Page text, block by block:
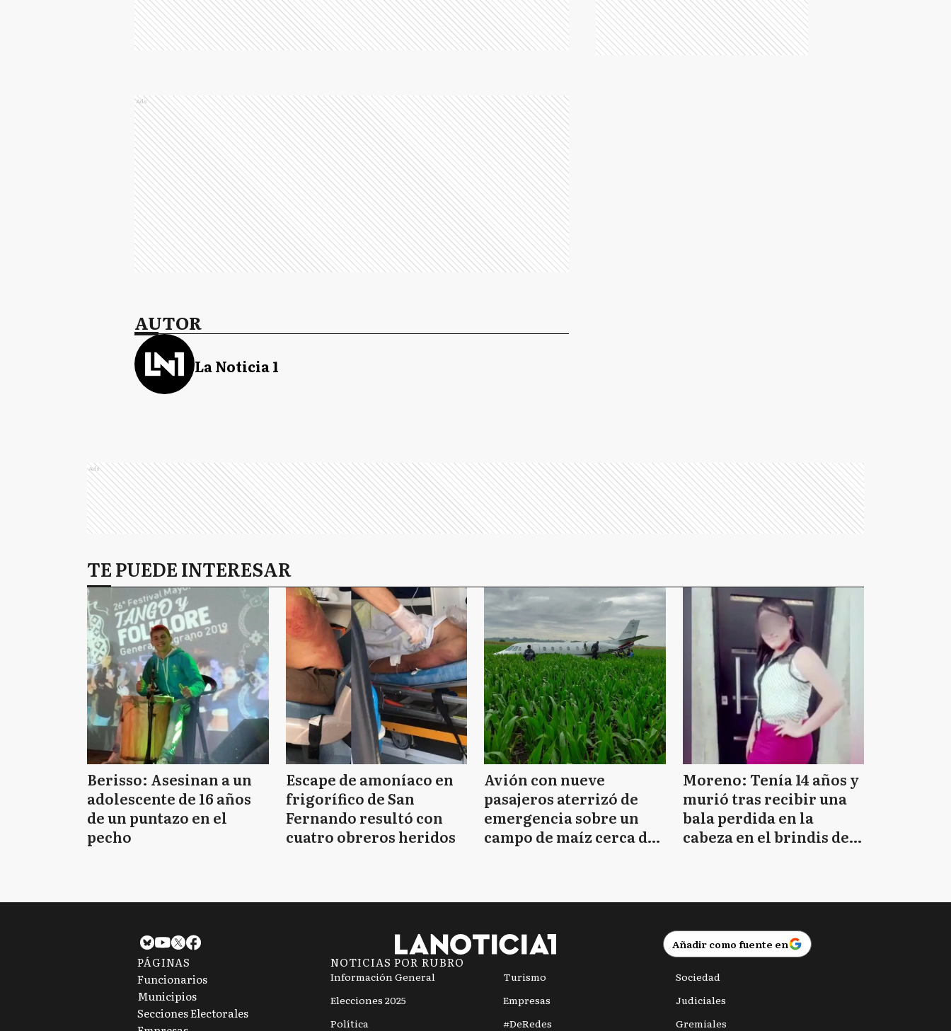
Ads
AUTOR
La Noticia 1
Ads
TE PUEDE INTERESAR
Berisso: Asesinan a un
adolescente de 16 años
de un puntazo en el
pecho
Escape de amoníaco en
frigorífico de San
Fernando resultó con
cuatro obreros heridos
Avión con nueve
pasajeros aterrizó de
emergencia sobre un
campo de maíz cerca de
Moreno: Tenía 14 años y
murió tras recibir una
bala perdida en la
cabeza en el brindis de
Añadir como fuente en
PÁGINAS
Funcionarios
Municipios
Secciones Electorales
NOTICIAS POR RUBRO
Información General
Elecciones 2025
Política
Turismo
Empresas
#DeRedes
Sociedad
Judiciales
Gremiales